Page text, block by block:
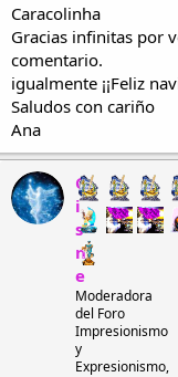
Caracolinha
Gracias infinitas por
comentario.
igualmente ¡¡Feliz
Saludos con cariño
Ana
C
i
s
n
e
Moderadora
del Foro
Impresionismo
y
Expresionismo,